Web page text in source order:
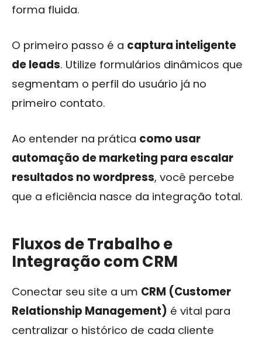
forma fluida.
O primeiro passo é a captura inteligente
de leads. Utilize formulários dinâmicos que
segmentam o perfil do usuário já no
primeiro contato.
Ao entender na prática como usar
automação de marketing para escalar
resultados no wordpress, você percebe
que a eficiência nasce da integração total.
Fluxos de Trabalho e
Integração com CRM
Conectar seu site a um CRM (Customer
Relationship Management) é vital para
centralizar o histórico de cada cliente